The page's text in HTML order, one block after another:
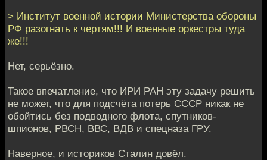
> Институт военной истории Министерства обороны
РФ разогнать к чертям!!! И военные оркестры туда
же!!!
Нет, серьёзно.
Такое впечатление, что ИРИ РАН эту задачу решить
не может, что для подсчёта потерь СССР никак не
обойтись без подводного флота, спутников-
шпионов, РВСН, ВВС, ВДВ и спецназа ГРУ.
Наверное, и историков Сталин довёл.